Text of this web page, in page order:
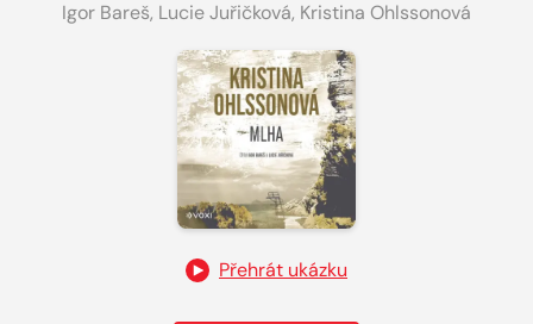
Igor Bareš, Lucie Juřičková, Kristina Ohlssonová
Přehrát ukázku